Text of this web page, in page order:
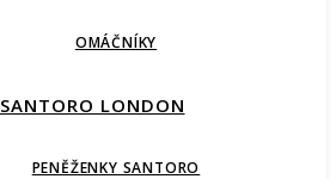
OMÁČNÍKY
SANTORO LONDON
PENĚŽENKY SANTORO